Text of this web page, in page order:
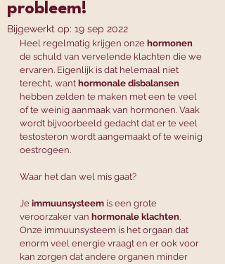
probleem!
Bijgewerkt op: 19 sep 2022
Heel regelmatig krijgen onze hormonen
de schuld van vervelende klachten die we
ervaren. Eigenlijk is dat helemaal niet
terecht, want hormonale disbalansen
hebben zelden te maken met een te veel
of te weinig aanmaak van hormonen. Vaak
wordt bijvoorbeeld gedacht dat er te veel
testosteron wordt aangemaakt of te weinig
oestrogeen.
Waar het dan wel mis gaat?
Je immuunsysteem is een grote
veroorzaker van hormonale klachten.
Onze immuunsysteem is het orgaan dat
enorm veel energie vraagt en er ook voor
kan zorgen dat andere organen minder